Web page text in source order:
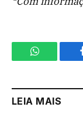
WhatsApp
LEIA MAIS